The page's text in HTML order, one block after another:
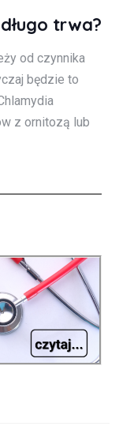
trwa?
od czynnika
będzie to
z ornitozą lub